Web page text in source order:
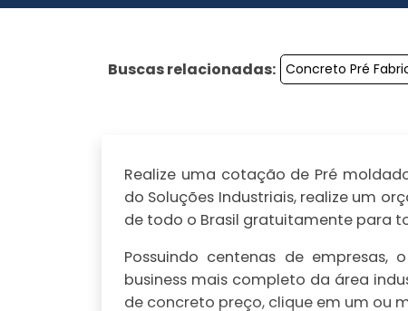
Buscas relacionadas: Concreto Pré
Realize uma cotação de Pré
do Soluções Industriais, realize um
de todo o Brasil gratuitamente para
Possuindo centenas de empresas,
business mais completo da área
de concreto preço, clique em um ou